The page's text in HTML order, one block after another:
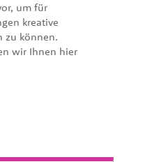
um für
kreative
zu können.
wir Ihnen hier